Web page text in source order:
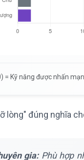
= Kỹ năng được nhấn
lòng" đúng nghĩa
gia:Phù hợp